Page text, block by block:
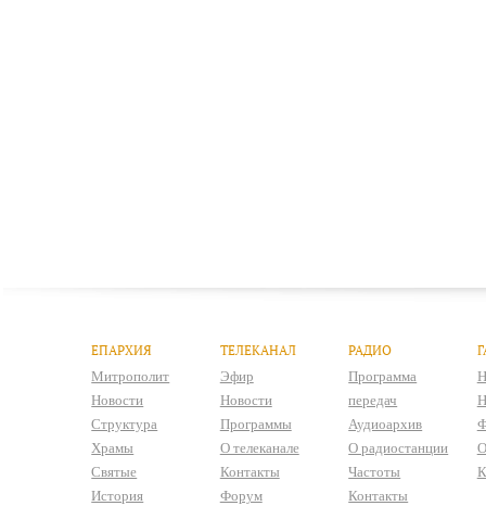
ЕПАРХИЯ
Митрополит
Новости
Структура
Храмы
Святые
История
ТЕЛЕКАНАЛ
Эфир
Новости
Программы
О телеканале
Контакты
Форум
РАДИО
Программа
передач
Аудиоархив
О радиостанции
Частоты
Контакты